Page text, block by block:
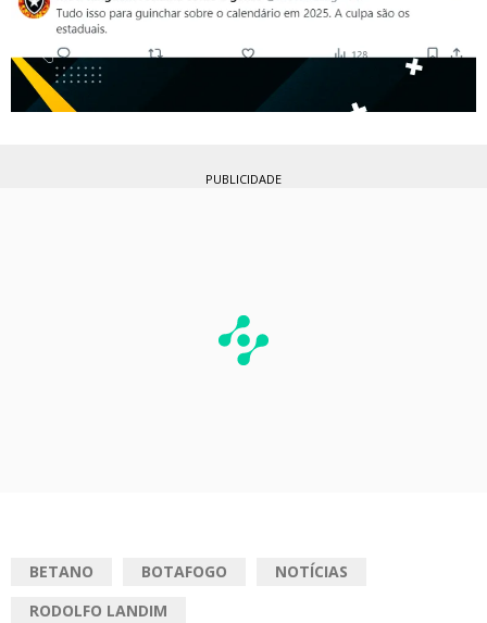
PUBLICIDADE
BETANO BOTAFOGO
NOTÍCIAS
RODOLFO LANDIM